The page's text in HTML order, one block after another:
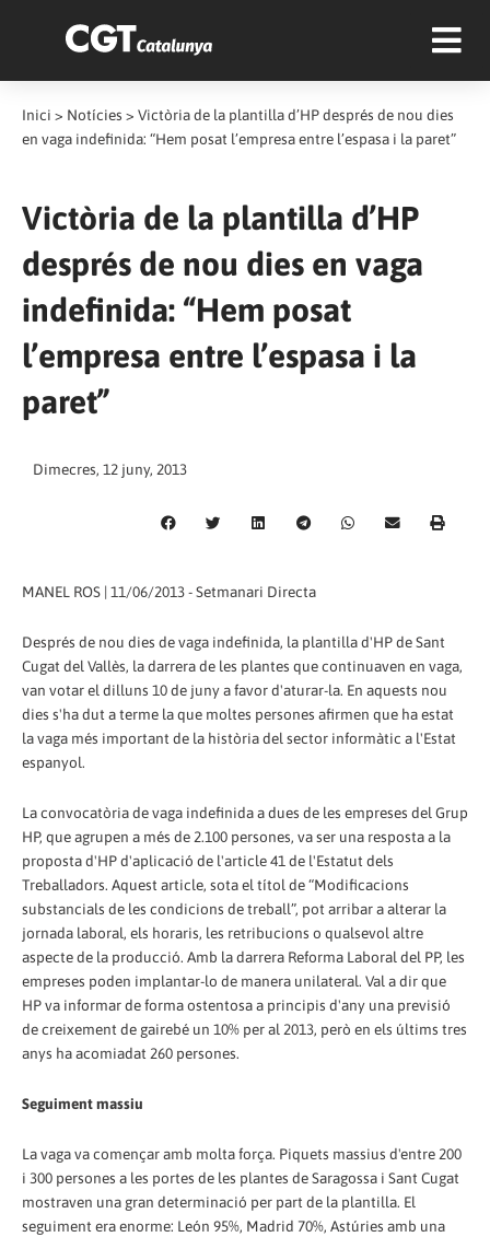
Inici > Notícies > Victòria de la plantilla d’HP després de nou dies
en vaga indefinida: “Hem posat l’empresa entre l’espasa i la paret”
Victòria de la plantilla d’HP
després de nou dies en vaga
indefinida: “Hem posat
l’empresa entre l’espasa i la
paret”
Dimecres, 12 juny, 2013
MANEL ROS | 11/06/2013 - Setmanari Directa
Després de nou dies de vaga indefinida, la plantilla d'HP de Sant
Cugat del Vallès, la darrera de les plantes que continuaven en vaga,
van votar el dilluns 10 de juny a favor d'aturar-la. En aquests nou
dies s'ha dut a terme la que moltes persones afirmen que ha estat
la vaga més important de la història del sector informàtic a l'Estat
espanyol.
La convocatòria de vaga indefinida a dues de les empreses del Grup
HP, que agrupen a més de 2.100 persones, va ser una resposta a la
proposta d'HP d'aplicació de l'article 41 de l'Estatut dels
Treballadors. Aquest article, sota el títol de “Modificacions
substancials de les condicions de treball”, pot arribar a alterar la
jornada laboral, els horaris, les retribucions o qualsevol altre
aspecte de la producció. Amb la darrera Reforma Laboral del PP, les
empreses poden implantar-lo de manera unilateral. Val a dir que
HP va informar de forma ostentosa a principis d'any una previsió
de creixement de gairebé un 10% per al 2013, però en els últims tres
anys ha acomiadat 260 persones.
Seguiment massiu
La vaga va començar amb molta força. Piquets massius d'entre 200
i 300 persones a les portes de les plantes de Saragossa i Sant Cugat
mostraven una gran determinació per part de la plantilla. El
seguiment era enorme: León 95%, Madrid 70%, Astúries amb una